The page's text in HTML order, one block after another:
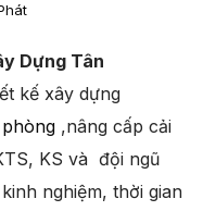
Dựng Tân
kế xây dựng
,nâng cấp cải
KS và đội ngũ
nghiệm, thời gian